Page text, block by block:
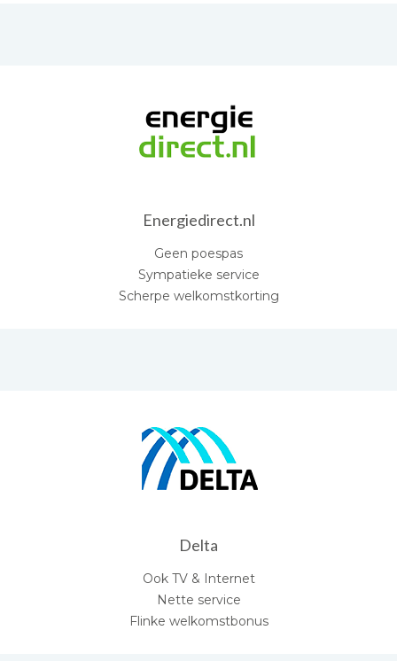
Energiedirect.nl
Geen poespas
Sympatieke service
Scherpe welkomstkorting
Delta
Ook TV & Internet
Nette service
Flinke welkomstbonus